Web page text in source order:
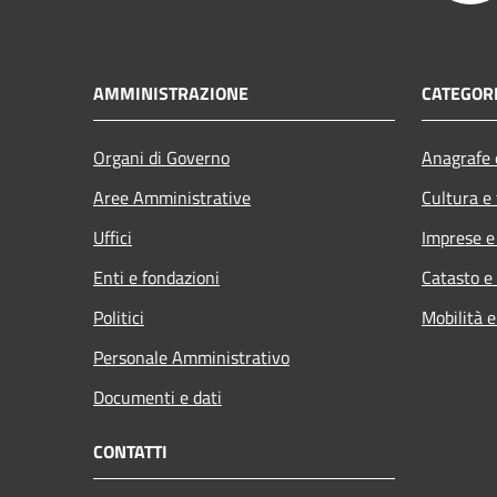
AMMINISTRAZIONE
Organi di Governo
Aree Amministrative
Uffici
Enti e fondazioni
Politici
Personale Amministrativo
Documenti e dati
Cultura
Imprese
Catasto
Mobilità
CONTATTI